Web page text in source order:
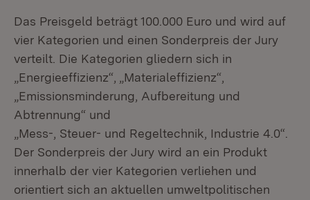
Das Preisgeld beträgt 100.000 Euro und wird auf
vier Kategorien und einen Sonderpreis der Jury
verteilt. Die Kategorien gliedern sich in
„Energieeffizienz“, „Materialeffizienz“,
„Emissionsminderung, Aufbereitung und
Abtrennung“ und
„Mess-, Steuer- und Regeltechnik, Industrie 4.0“.
Der Sonderpreis der Jury wird an ein Produkt
innerhalb der vier Kategorien verliehen und
orientiert sich an aktuellen umweltpolitischen